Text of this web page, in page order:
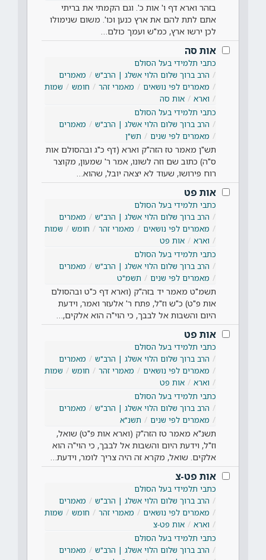
בזהר וארא דף ו' אות כ'. וגם הקמתי את בריתי
אתם לתת להם את ארץ כנען וכו'. משום שנימולו
לכן ירשו ארץ, כמ"ש ועמך כולם…
אות סה
כתבי תלמידי בעל הסולם
הרב ברוך שלום הלוי אשלג | הרב"ש
מאמרים
מאמרים לפי נושאים
מאמרי זהר חומש
שמות
וארא
אות סה
כתבי תלמידי בעל הסולם
הרב ברוך שלום הלוי אשלג | הרב"ש
מאמרים
מאמרים לפי שנים
תש"ן
תש"ן מאמר טז הזה"ק וארא (דף כ"ג ובהסולם אות
ס"ה) כתוב שם וזה לשונו, אמר ר' שמעון, מקוצר
רוח פירושו, שעוד לא יצאה יובל, שהוא…
אות פט
כתבי תלמידי בעל הסולם
הרב ברוך שלום הלוי אשלג | הרב"ש
מאמרים
מאמרים לפי נושאים
מאמרי זהר חומש
שמות
וארא
אות פט
כתבי תלמידי בעל הסולם
הרב ברוך שלום הלוי אשלג | הרב"ש
מאמרים
מאמרים לפי שנים
תשמ"ט
תשמ"ט מאמר יד בזה"ק (וארא דף כ"ט ובהסולם
אות פ"ט) כ"ש וז"ל, פתח ר' אלעזר ואמר, וידעת
היום והשבות אל לבבך, כי הוי"ה הוא אלקים,…
אות פט
כתבי תלמידי בעל הסולם
הרב ברוך שלום הלוי אשלג | הרב"ש
מאמרים
מאמרים לפי נושאים
מאמרי זהר חומש
שמות
וארא
אות פט
כתבי תלמידי בעל הסולם
הרב ברוך שלום הלוי אשלג | הרב"ש
מאמרים
מאמרים לפי שנים
תשנ"א
תשנ"א מאמר טז הזה"ק (וארא אות פ"ט) שואל,
וז"ל, וידעת היום והשבות אל לבבך, כי הוי"ה הוא
אלקים. שואל, מקרא זה היה צריך לומר, וידעת…
אות פט-צ
כתבי תלמידי בעל הסולם
הרב ברוך שלום הלוי אשלג | הרב"ש
מאמרים
מאמרים לפי נושאים
מאמרי זהר חומש
שמות
וארא
אות פט-צ
כתבי תלמידי בעל הסולם
הרב ברוך שלום הלוי אשלג | הרב"ש
מאמרים